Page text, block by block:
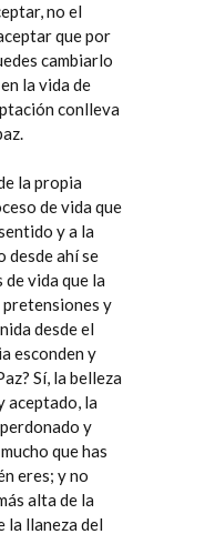
no el
que por
cambiarlo
la vida de
conlleva
la propia
de vida que
y a la
desde ahí se
de vida que la
y
desde el
esconden y
Sí, la belleza
aceptado, la
y
que has
eres; y no
alta de la
la llaneza del